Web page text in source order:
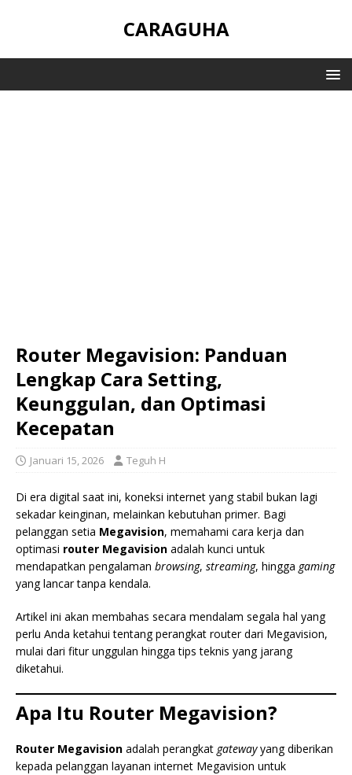
CARAGUHA
Router Megavision: Panduan
Lengkap Cara Setting,
Keunggulan, dan Optimasi
Kecepatan
Januari 15, 2026 Teguh H
Di era digital saat ini, koneksi internet yang stabil bukan lagi
sekadar keinginan, melainkan kebutuhan primer. Bagi
pelanggan setia Megavision, memahami cara kerja dan
optimasi router Megavision adalah kunci untuk
mendapatkan pengalaman browsing, streaming, hingga gaming
yang lancar tanpa kendala.
Artikel ini akan membahas secara mendalam segala hal yang
perlu Anda ketahui tentang perangkat router dari Megavision,
mulai dari fitur unggulan hingga tips teknis yang jarang
diketahui.
Apa Itu Router Megavision?
Router Megavision adalah perangkat gatewayyang diberikan
kepada pelanggan layanan internet Megavision untuk